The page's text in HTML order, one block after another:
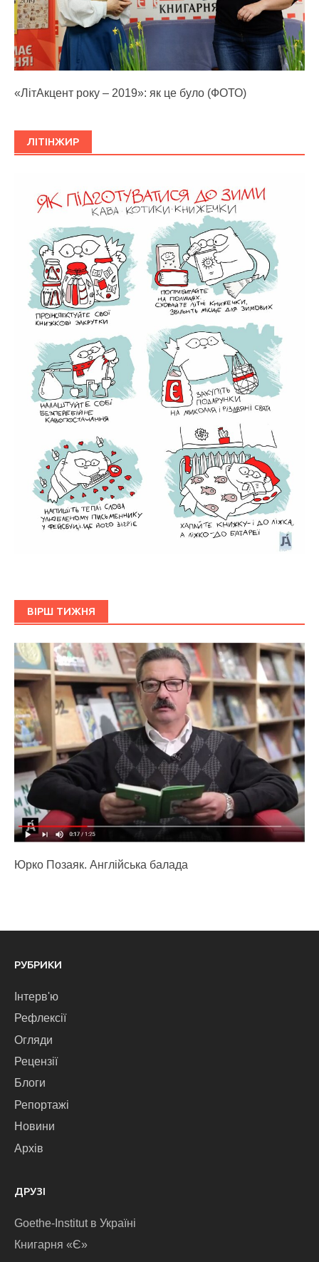
«ЛітАкцент року – 2019»: як це було (ФОТО)
ЛІТІНЖИР
ВІРШ ТИЖНЯ
Юрко Позаяк. Англійська балада
РУБРИКИ
Інтерв'ю
Рефлексії
Огляди
Рецензії
Блоги
Репортажі
Новини
Архів
ДРУЗІ
Goethe-Institut в Україні
Книгарня «Є»